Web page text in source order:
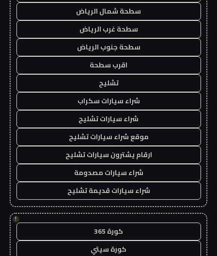
سطحة شمال الرياض
سطحة غرب الرياض
سطحة جنوب الرياض
اقرب سطحة
تشليح
شراء سيارات سكراب
شراء سيارات تشليح
موقع شراء سيارات تشليح
ارقام يشترون سيارات تشليح
شراء سيارات مصدومة
شراء سيارات قديمة تشليح
!
كورة 365
كورة سيتي